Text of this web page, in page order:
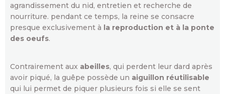
agrandissement du nid, entretien et recherche de
nourriture. pendant ce temps, la reine se consacre
presque exclusivement à la reproduction et à la ponte
des oeufs.
Contrairement aux abeilles, qui perdent leur dard après
avoir piqué, la guêpe possède un aiguillon réutilisable
qui lui permet de piquer plusieurs fois si elle se sent